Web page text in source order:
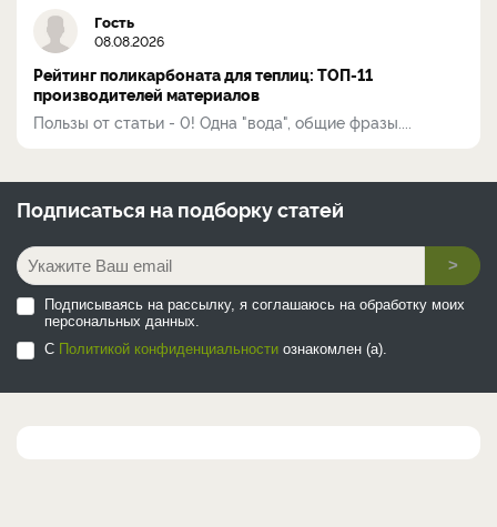
Гость
08.08.2026
Рейтинг поликарбоната для теплиц: ТОП-11
производителей материалов
Пользы от статьи - 0! Одна "вода", общие фразы....
Подписаться на подборку статей
>
Подписываясь на рассылку, я соглашаюсь на обработку моих
персональных данных.
С Политикой конфиденциальности ознакомлен (а).